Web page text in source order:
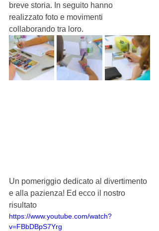
breve storia. In seguito hanno
realizzato foto e movimenti
collaborando tra loro.
Un pomeriggio dedicato al divertimento
e alla pazienza! Ed ecco il nostro
risultato
https://www.youtube.com/watch?
v=FBbDBpS7Yrg